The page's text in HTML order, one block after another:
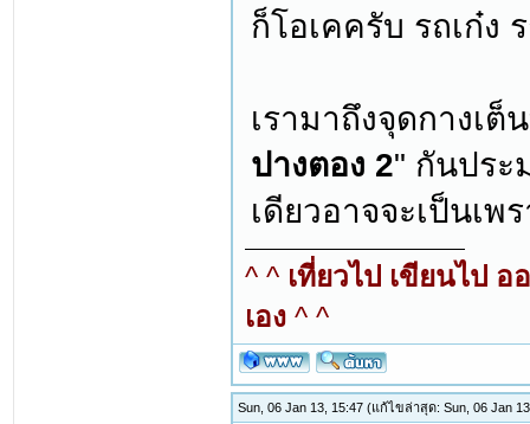
ก็โอเคครับ รถเก๋ง
เรามาถึงจุดกางเ
ปางตอง 2" กันประ
เดียวอาจจะเป็นเ
^ ^ เที่ยวไป เขียนไป
เอง ^ ^
Sun, 06 Jan 13, 15:47(แก้ไขล่าสุด: Sun, 06 Jan